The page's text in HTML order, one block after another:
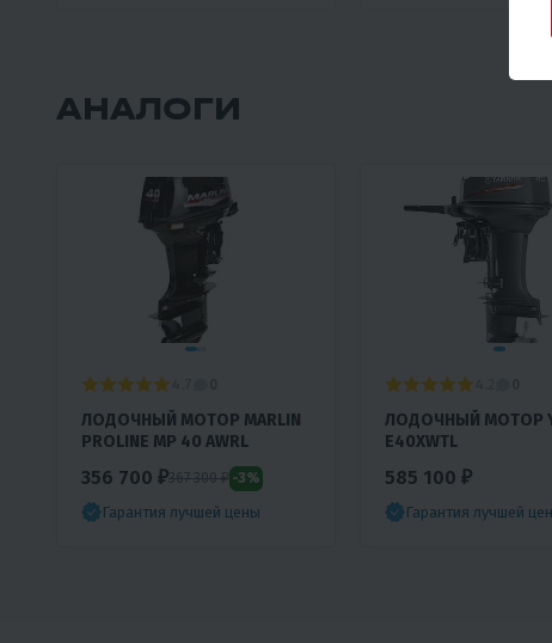
АНАЛОГИ
ЛОДОЧНЫЙ МОТОР MARLIN
PROLINE MP 40 AWRL
356 700 ₽367 300 ₽ -3%
Гарантия лучшей цены
ЛОДОЧНЫЙ МОТОР
E40XWTL
585 100 ₽
Гарантия лучшей